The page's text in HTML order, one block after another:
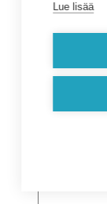
Osoitetiedot
Lue lisää